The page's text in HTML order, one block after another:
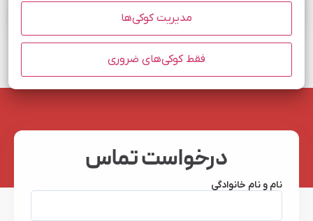
آیا میتوان از سرور خارج برای میزبانی سایت استفاده کرد؟
درخواست تماس
نام و نام خانوادگی
مدیریت کوکی‌ها
فقط کوکی‌های ضروری